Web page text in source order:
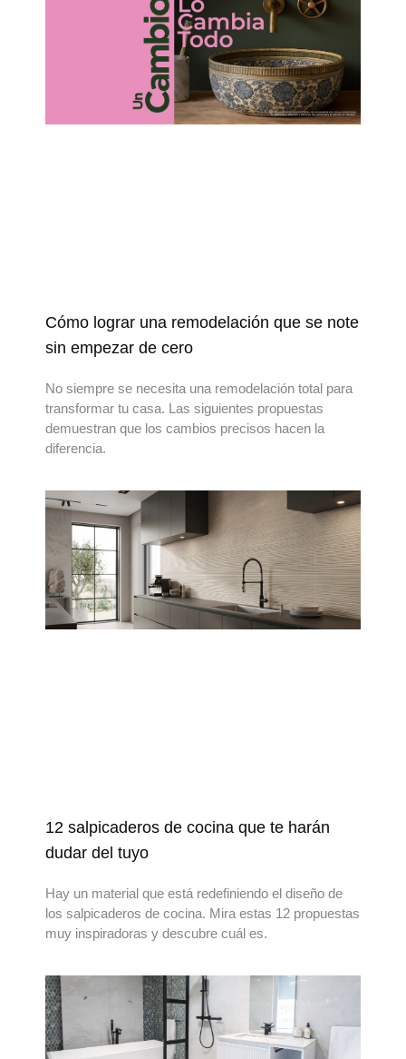
Cómo lograr una remodelación que se note
sin empezar de cero
No siempre se necesita una remodelación total para
transformar tu casa. Las siguientes propuestas
demuestran que los cambios precisos hacen la
diferencia.
12 salpicaderos de cocina que te harán
dudar del tuyo
Hay un material que está redefiniendo el diseño de
los salpicaderos de cocina. Mira estas 12 propuestas
muy inspiradoras y descubre cuál es.